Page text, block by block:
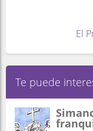
El
Te puede